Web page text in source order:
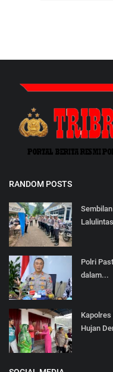
RANDOM POSTS
Polri
dalam...
Kapolres
Hujan